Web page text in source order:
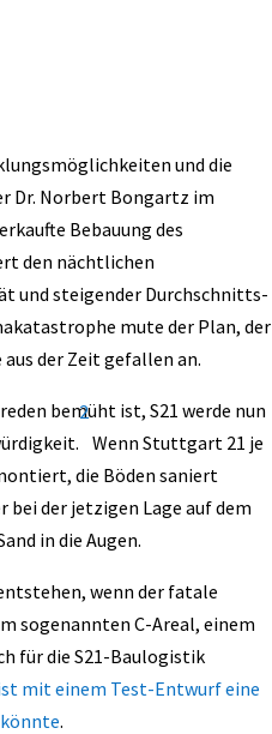
und die
Dr. Norbert Bongartz im
Bebauung des
den nächtlichen
und steigender Durchschnitts-
mute der Plan, der
der Zeit gefallen an.
bemüht ist, S21 werde nun
2
Wenn Stuttgart 21 je
die Böden saniert
bei der jetzigen Lage auf dem
in die Augen.
wenn der fatale
sogenannten C-Areal, einem
für die S21-Baulogistik
mit einem Test-Entwurf eine
könnte.